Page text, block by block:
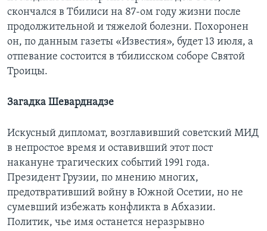
скончался в Тбилиси на 87-ом году жизни после
продолжительной и тяжелой болезни. Похоронен
он, по данным газеты «Известия», будет 13 июля, а
отпевание состоится в тбилисском соборе Святой
Троицы.
Загадка Шеварднадзе
Искусный дипломат, возглавивший советский МИД
в непростое время и оставивший этот пост
накануне трагических событий 1991 года.
Президент Грузии, по мнению многих,
предотвративший войну в Южной Осетии, но не
сумевший избежать конфликта в Абхазии.
Политик, чье имя останется неразрывно